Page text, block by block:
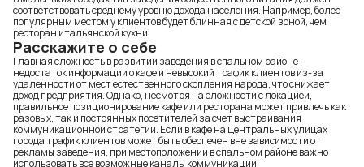
соответствовать среднему уровню дохода населения. Например, более
популярным местом у клиентов будет блинная с детской зоной, чем
ресторан итальянской кухни.
Расскажите о себе
Главная сложность в развитии заведения в спальном районе –
недостаток информации о кафе и невысокий трафик клиентов из-за
удаленности от мест естественного скопления народа, что снижает
доход предприятия. Однако, несмотря на сложности с локацией,
правильное позиционирование кафе или ресторана может привлечь как
разовых, так и постоянных посетителей за счет выстраивания
коммуникационной стратегии. Если в кафе на центральных улицах
города трафик клиентов может быть обеспечен вне зависимости от
рекламы заведения, при местоположении в спальном районе важно
использовать все возможные каналы коммуникации: